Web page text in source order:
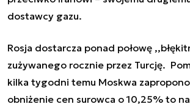
dostawcy gazu.
Rosja dostarcza ponad połowę
zużywanego rocznie przez Turcję.
kilka tygodni temu Moskwa
obniżenie cen surowca o 10,25% to